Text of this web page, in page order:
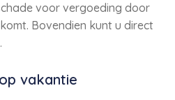
voor vergoeding door
Bovendien kunt u direct
vakantie